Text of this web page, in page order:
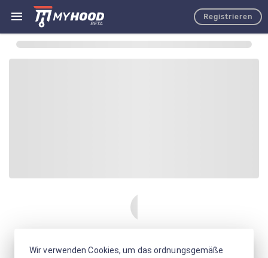
Registrieren
Wir verwenden Cookies, um das ordnungsgemäße